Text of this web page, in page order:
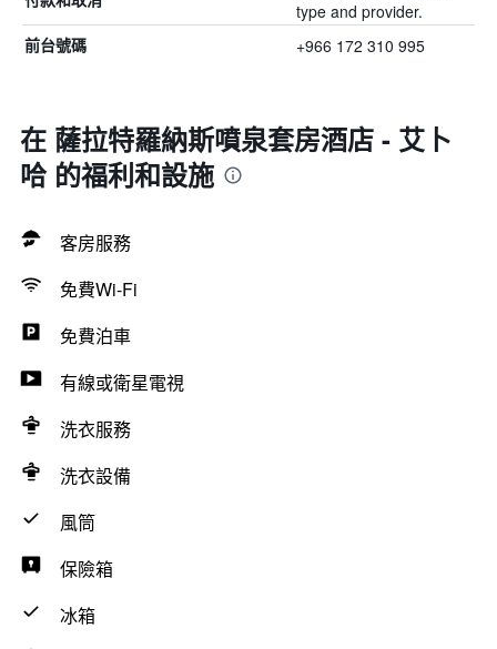
type and provider.
前台號碼 +966 172 310 995
在 薩拉特羅納斯噴泉套房酒店 - 艾卜
哈 的福利和設施
客房服務
免費Wi-Fi
免費泊車
有線或衛星電視
洗衣服務
洗衣設備
風筒
保險箱
冰箱